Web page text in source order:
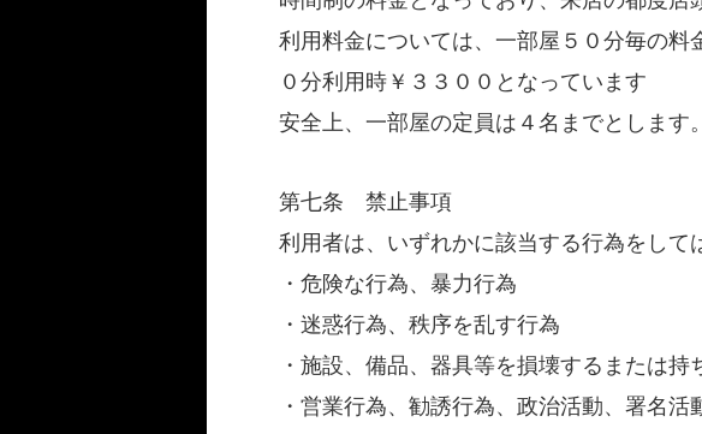
利用料金については、一部屋５０分毎の料
０分利用時￥３３００となっています
安全上、一部屋の定員は４名までとします。
第七条 禁止事項
利用者は、いずれかに該当する行為をして
・危険な行為、暴力行為
・迷惑行為、秩序を乱す行為
・施設、備品、器具等を損壊するまたは持
・営業行為、勧誘行為、政治活動、署名活